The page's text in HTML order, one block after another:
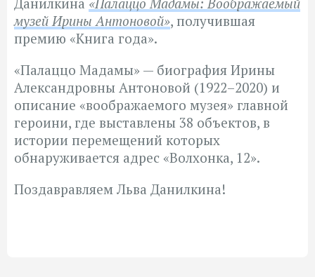
музей Ирины Антоновой», получившая
премию «Книга года».
«Палаццо Мадамы» — биография Ирины
Александровны Антоновой (1922–2020) и
описание «воображаемого музея» главной
героини, где выставлены 38 объектов, в
истории перемещений которых
обнаруживается адрес «Волхонка, 12».
Поздавравляем Льва Данилкина!